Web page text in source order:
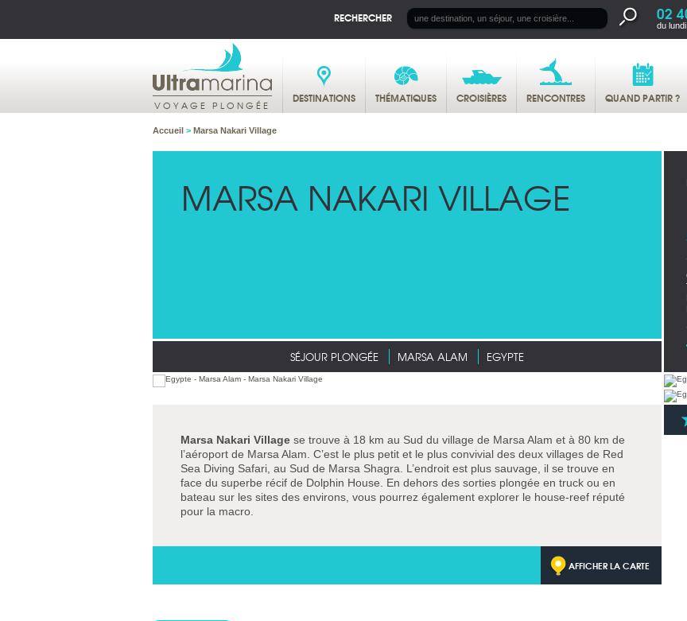
RECHERCHER 02
du
VOYAGE PLONGÉE DESTINATIONS THÉMATIQUES CROISIÈRES RENCONTRES QUAND PARTIR ?
Accueil > Marsa Nakari Village
MARSA NAKARI VILLAGE
SÉJOUR PLONGÉE MARSA ALAM EGYPTE
Marsa Nakari Village se trouve à 18 km au Sud du village de Marsa Alam et à 80 km de
l’aéroport de Marsa Alam. C’est le plus petit et le plus convivial des deux villages de Red
Sea Diving Safari, au Sud de Marsa Shagra. L’endroit est plus sauvage, il se trouve en
face du superbe récif de Dolphin House. En dehors des sorties plongée en truck ou en
bateau sur les sites des environs, vous pourrez également explorer le house-reef réputé
pour la macro.
AFFICHER LA CARTE